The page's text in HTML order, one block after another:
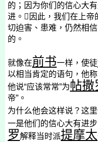
的；因为你们的信心大
进。  因此，我们在上
切迫害、患难，仍然相
的。
就像在前书一样，使徒
以相当肯定的语句，他
他说“应该常常”为帖撒
帝”。
为什么他会这样说？这
一是他们的信心大有进
罗解释当时派提摩太